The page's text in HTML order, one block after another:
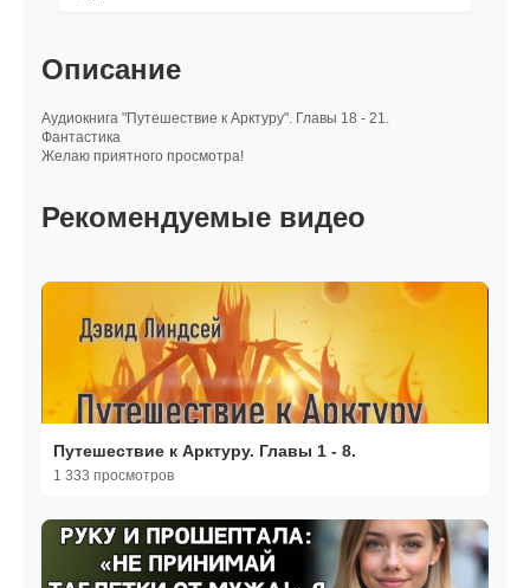
Описание
Аудиокнига "Путешествие к Арктуру". Главы 18 - 21.
Фантастика
Желаю приятного просмотра!
Рекомендуемые видео
Путешествие к Арктуру. Главы 1 - 8.
1 333 просмотров